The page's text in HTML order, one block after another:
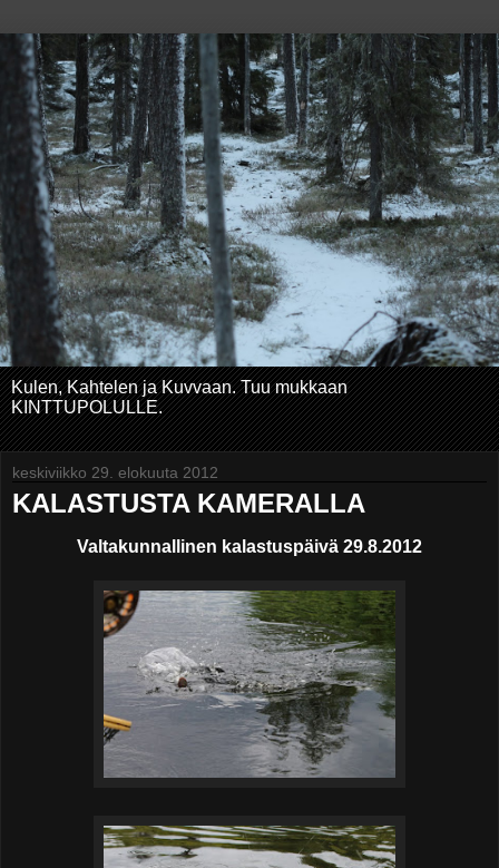
Kulen, Kahtelen ja Kuvvaan. Tuu mukkaan
KINTTUPOLULLE.
keskiviikko 29. elokuuta 2012
KALASTUSTA KAMERALLA
Valtakunnallinen kalastuspäivä 29.8.2012